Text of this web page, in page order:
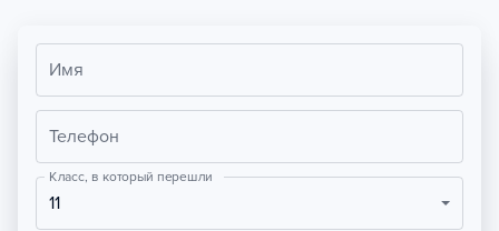
Имя
Телефон
Класс, в который перешли
11